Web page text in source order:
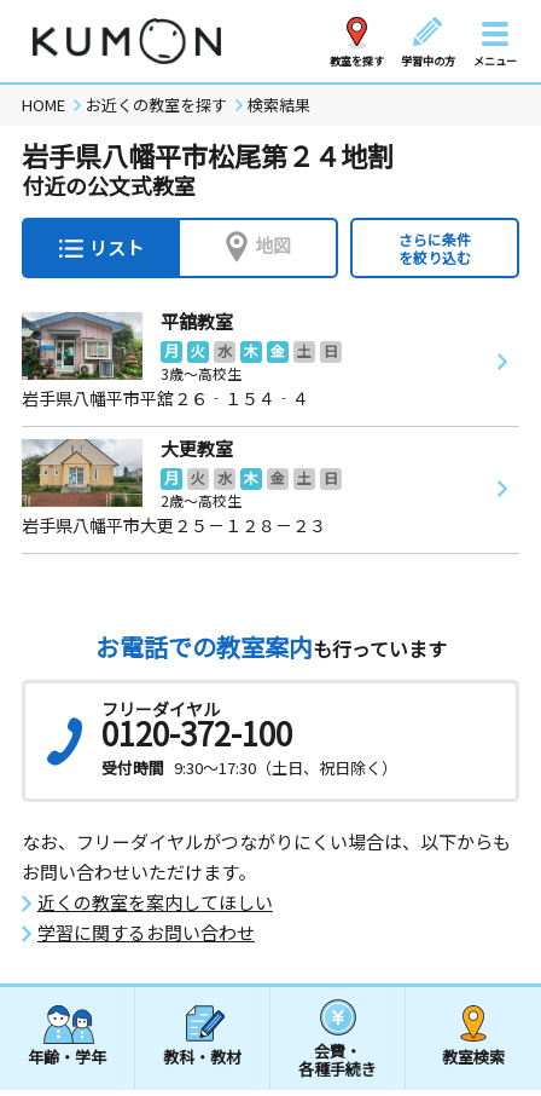
教室を探す 学習中の方 メニュー
HOME お近くの教室を探す 検索結果
岩手県八幡平市松尾第２４地割
付近の公文式教室
リスト 地図
さらに条件
を絞り込む
平舘教室
月 火 水 木 金 土
日
3歳～高校生
岩手県八幡平市平舘２６‐１５４‐４
大更教室
月 火 水 木 金 土
日
2歳～高校生
岩手県八幡平市大更２５－１２８－２３
お電話での教室案内も行っています
フリーダイヤル
0120-372-100
受付時間 9:30～17:30（土日、祝日除く）
なお、フリーダイヤルがつながりにくい場合は、以下からも
お問い合わせいただけます。
近くの教室を案内してほしい
学習に関するお問い合わせ
年齢・学年 教科・教材 会費・
各種手続き
教室検索